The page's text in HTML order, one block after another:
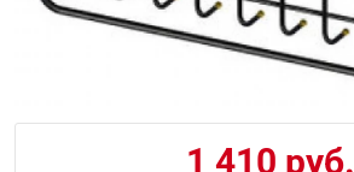
1 410 руб.